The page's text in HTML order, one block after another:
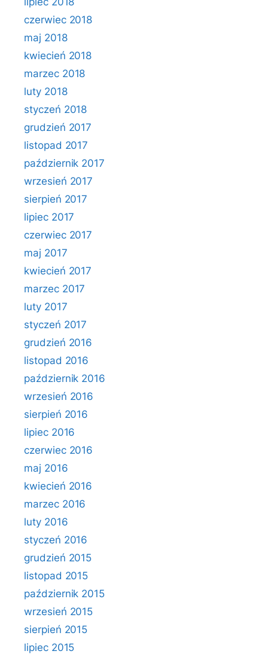
czerwiec 2018
maj 2018
kwiecień 2018
marzec 2018
luty 2018
styczeń 2018
grudzień 2017
listopad 2017
październik 2017
wrzesień 2017
sierpień 2017
lipiec 2017
czerwiec 2017
maj 2017
kwiecień 2017
marzec 2017
luty 2017
styczeń 2017
grudzień 2016
listopad 2016
październik 2016
wrzesień 2016
sierpień 2016
lipiec 2016
czerwiec 2016
maj 2016
kwiecień 2016
marzec 2016
luty 2016
styczeń 2016
grudzień 2015
listopad 2015
październik 2015
wrzesień 2015
sierpień 2015
lipiec 2015